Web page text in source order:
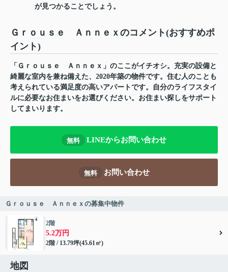
が見つかることでしょう。
Ｇｒｏｕｓｅ Ａｎｎｅｘのコメント(おすすめポ
イント)
「Ｇｒｏｕｓｅ Ａｎｎｅｘ」のここがイチオシ。充実の設備と
綺麗な室内を兼ね備えた、2020年築の物件です。住む人のことも
考えられている満足度の高いアパートです。自分のライフスタイ
ルに必要なお住まいをお選びください。お住まい探しをサポート
してまいります。
無料 LINEからお問い合わせ
無料 お問い合わせ
Ｇｒｏｕｓｅ Ａｎｎｅｘの募集中物件
2階
5.2万円
2階 / 13.79坪(45.61㎡)
地図